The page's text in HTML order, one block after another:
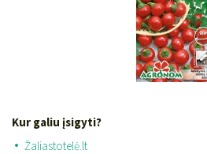
Kur galiu įsigyti?
Žaliastotelė.lt